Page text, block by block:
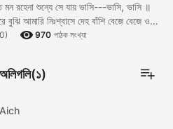
মন রহেনা শুন্যে সে যায় ভাসি---ভাসি, ভাসি ॥
বুঝি আমারি নিঃশ্বাসে দেহ বাঁশি বেজে বেজে ওঠে
সাগরের ...
 970 পাঠক সংখ্যা
অলিগলি(১)